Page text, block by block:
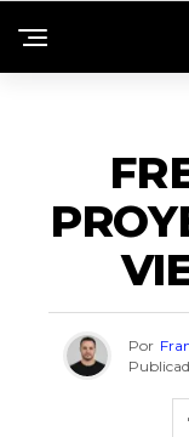
Por